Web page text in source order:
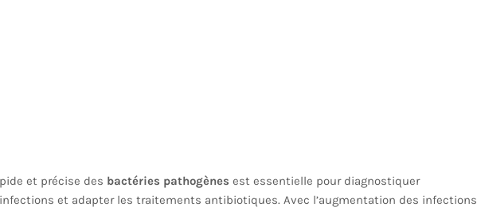
et précise des bactéries pathogènes est essentielle pour diagnostiquer
et adapter les traitements antibiotiques. Avec l’augmentation des infections